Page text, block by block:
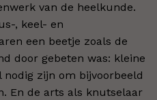
van de heelkunde.
, keel- en
een beetje zoals de
door gebeten was: kleine
zijn om bijvoorbeeld
En de arts als knutselaar